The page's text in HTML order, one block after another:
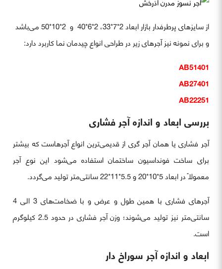
از سایزهای پرطرفدار بازار ابعاد 2*7*33، 2*6*40 و 2*10*50 می‌باشد
و برای نمونه نیز آجرهای زیر در طراحی انواع چیدمان نما کاربرد دارد:
AB51401
AB27401
AB22251
بررسی ابعاد و اندازه آجر فشاری
آجر فشاری یا همان آجر گری از قدیمی‌ترین انواع آجرهاست که بیشتر
برای ساخت فونداسیون ساختمان استفاده می‌شود این نوع آجر
معمولاً در ابعاد 5*10*20 و 5.5*11*22 سانتی‌متر تولید می‌گردد.
آجرهای فشاری با همین طول و عرض و با ضخامت‌های 3 الی 4
سانتی‌متر نیز تولید می‌شوند؛ وزن آجر فشاری در حدود 2.5 کیلوگرم
است.
ابعاد و اندازه آجر سوراخ‌ دار